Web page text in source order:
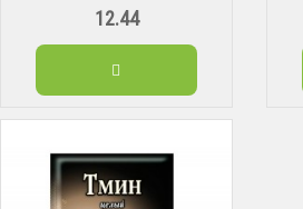
12.44